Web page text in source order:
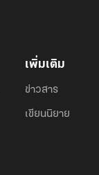
เพิ่มเติม
ข่าวสาร
เขียนนิยาย